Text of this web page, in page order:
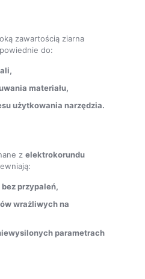
zawartością ziarna
do:
materiału,
użytkowania narzędzia.
z elektrokorundu
przypaleń,
wrażliwych na
parametrach